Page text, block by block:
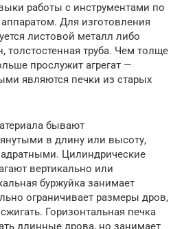
работы с инструментами по
Для изготовления
листовой металл либо
толстостенная труба. Чем толще
прослужит агрегат —
являются печки из старых
бывают
в длину или высоту,
Цилиндрические
вертикально или
буржуйка занимает
ограничивает размеры дров,
Горизонтальная печка
длинные дрова, но занимает